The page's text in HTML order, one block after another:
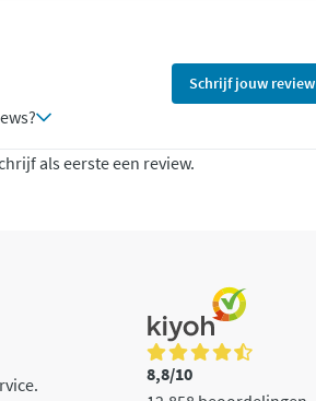
Schrijf jouw review
als eerste een review.
8,8/10